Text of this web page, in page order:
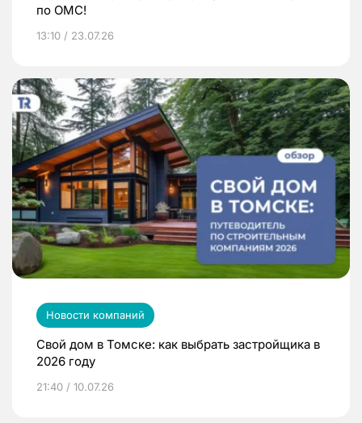
по ОМС!
13:10 / 23.07.26
Новости компаний
Свой дом в Томске: как выбрать застройщика в
2026 году
21:40 / 10.07.26